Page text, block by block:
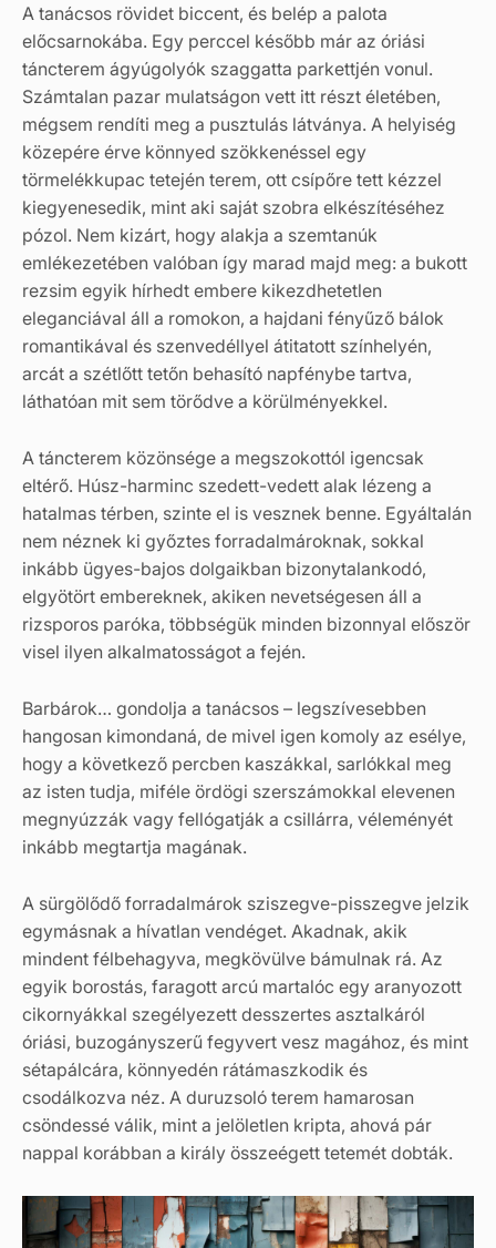
A tanácsos rövidet biccent, és belép a palota
előcsarnokába. Egy perccel később már az óriási
táncterem ágyúgolyók szaggatta parkettjén vonul.
Számtalan pazar mulatságon vett itt részt életében,
mégsem rendíti meg a pusztulás látványa. A helyiség
közepére érve könnyed szökkenéssel egy
törmelékkupac tetején terem, ott csípőre tett kézzel
kiegyenesedik, mint aki saját szobra elkészítéséhez
pózol. Nem kizárt, hogy alakja a szemtanúk
emlékezetében valóban így marad majd meg: a bukott
rezsim egyik hírhedt embere kikezdhetetlen
eleganciával áll a romokon, a hajdani fényűző bálok
romantikával és szenvedéllyel átitatott színhelyén,
arcát a szétlőtt tetőn behasító napfénybe tartva,
láthatóan mit sem törődve a körülményekkel.
A táncterem közönsége a megszokottól igencsak
eltérő. Húsz-harminc szedett-vedett alak lézeng a
hatalmas térben, szinte el is vesznek benne. Egyáltalán
nem néznek ki győztes forradalmároknak, sokkal
inkább ügyes-bajos dolgaikban bizonytalankodó,
elgyötört embereknek, akiken nevetségesen áll a
rizsporos paróka, többségük minden bizonnyal először
visel ilyen alkalmatosságot a fején.
Barbárok… gondolja a tanácsos – legszívesebben
hangosan kimondaná, de mivel igen komoly az esélye,
hogy a következő percben kaszákkal, sarlókkal meg
az isten tudja, miféle ördögi szerszámokkal elevenen
megnyúzzák vagy fellógatják a csillárra, véleményét
inkább megtartja magának.
A sürgölődő forradalmárok sziszegve-pisszegve jelzik
egymásnak a hívatlan vendéget. Akadnak, akik
mindent félbehagyva, megkövülve bámulnak rá. Az
egyik borostás, faragott arcú martalóc egy aranyozott
cikornyákkal szegélyezett desszertes asztalkáról
óriási, buzogányszerű fegyvert vesz magához, és mint
sétapálcára, könnyedén rátámaszkodik és
csodálkozva néz. A duruzsoló terem hamarosan
csöndessé válik, mint a jelöletlen kripta, ahová pár
nappal korábban a király összeégett tetemét dobták.